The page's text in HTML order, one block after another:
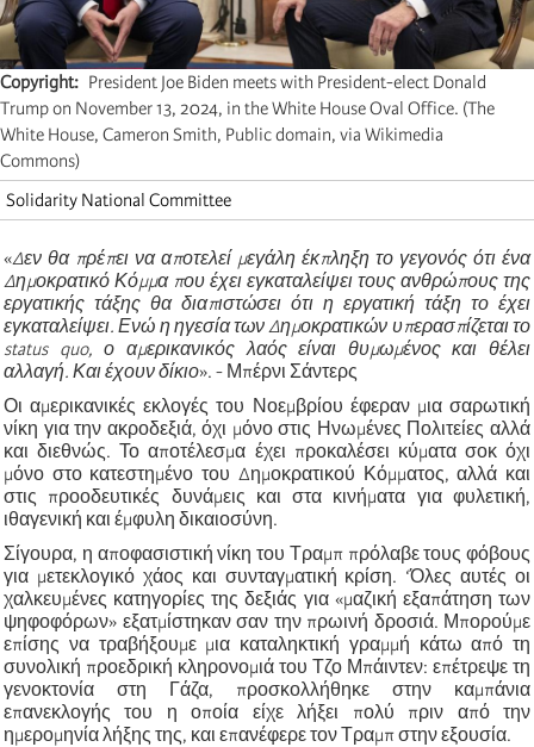
Copyright
President Joe Biden meets with President-elect Donald
Trump on November 13, 2024, in the White House Oval Office. (The
White House, Cameron Smith, Public domain, via Wikimedia
Commons)
Solidarity National Committee
«Δεν θα πρέπει να αποτελεί μεγάλη έκπληξη το γεγονός ότι ένα
Δημοκρατικό Κόμμα που έχει εγκαταλείψει τους ανθρώπους της
εργατικής τάξης θα διαπιστώσει ότι η εργατική τάξη το έχει
εγκαταλείψει. Ενώ η ηγεσία των Δημοκρατικών υπερασπίζεται το
status quo, ο αμερικανικός λαός είναι θυμωμένος και θέλει
αλλαγή. Και έχουν δίκιο». - Μπέρνι Σάντερς
Οι αμερικανικές εκλογές του Νοεμβρίου έφεραν μια σαρωτική
νίκη για την ακροδεξιά, όχι μόνο στις Ηνωμένες Πολιτείες αλλά
και διεθνώς. Το αποτέλεσμα έχει προκαλέσει κύματα σοκ όχι
μόνο στο κατεστημένο του Δημοκρατικού Κόμματος, αλλά και
στις προοδευτικές δυνάμεις και στα κινήματα για φυλετική,
ιθαγενική και έμφυλη δικαιοσύνη.
Σίγουρα, η αποφασιστική νίκη του Τραμπ πρόλαβε τους φόβους
για μετεκλογικό χάος και συνταγματική κρίση. ‘Όλες αυτές οι
χαλκευμένες κατηγορίες της δεξιάς για «μαζική εξαπάτηση των
ψηφοφόρων» εξατμίστηκαν σαν την πρωινή δροσιά. Μπορούμε
επίσης να τραβήξουμε μια καταληκτική γραμμή κάτω από τη
συνολική προεδρική κληρονομιά του Τζο Μπάιντεν: επέτρεψε τη
γενοκτονία στη Γάζα, προσκολλήθηκε στην καμπάνια
επανεκλογής του η οποία είχε λήξει πολύ πριν από την
ημερομηνία λήξης της, και επανέφερε τον Τραμπ στην εξουσία.